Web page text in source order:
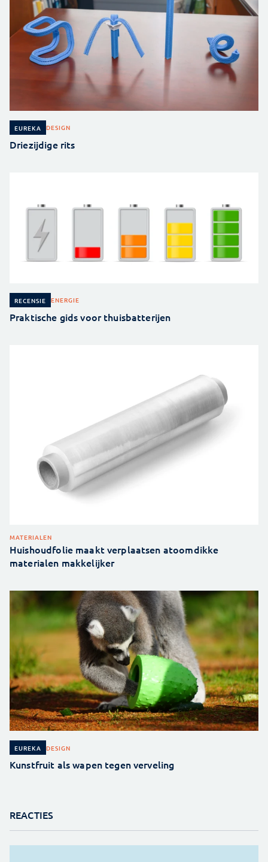
EUREKA DESIGN
Driezijdige rits
RECENSIE ENERGIE
Praktische gids voor thuisbatterijen
MATERIALEN
Huishoudfolie maakt verplaatsen atoomdikke
materialen makkelijker
EUREKA DESIGN
Kunstfruit als wapen tegen verveling
REACTIES